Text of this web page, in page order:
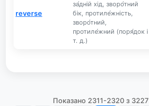
reverse
за́дній хід, зворо́тний
бік, протиле́жність,
зворо́тний,
протиле́жний (поря́док і
т. д.)
Показано 2311-2320 з 3227